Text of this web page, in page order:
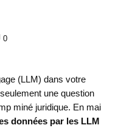
0
(LLM) dans votre
une question
miné juridique. En mai
données par les LLM